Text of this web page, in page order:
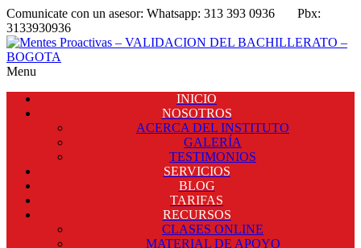
Comunicate con un asesor: Whatsapp: 313 393 0936 Pbx:
3133930936
Menu
INICIO
NOSOTROS
ACERCA DEL INSTITUTO
GALERÍA
TESTIMONIOS
SERVICIOS
BLOG
TARIFAS
RECURSOS
CLASES ONLINE
MATERIAL DE APOYO